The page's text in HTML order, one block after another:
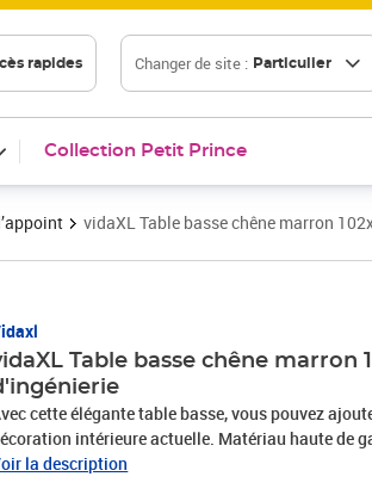
rapides Changer de site : Particulier
Collection Petit Prince
vidaXL Table basse chêne marron
Table basse chêne marron
cette élégante table basse, vous pouvez
intérieure actuelle. Matériau haute de
qualité exceptionnelle avec une surface lisse
la description